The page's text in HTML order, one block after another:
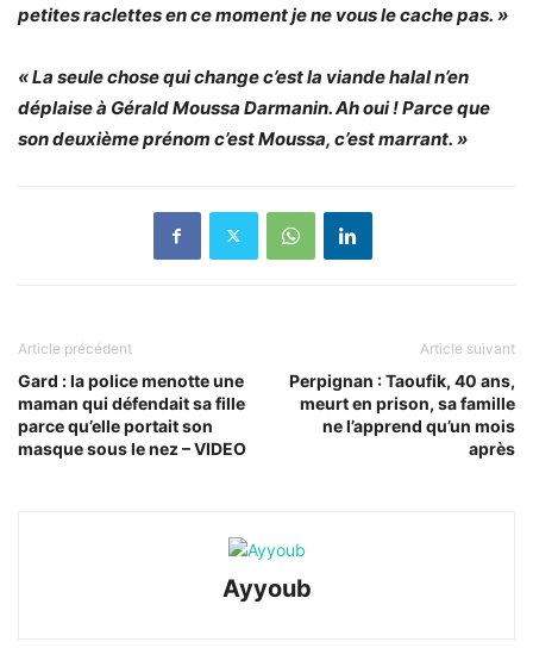
petites raclettes en ce moment je ne vous le cache pas. »
« La seule chose qui change c’est la viande halal n’en
déplaise à Gérald Moussa Darmanin. Ah oui ! Parce que
son deuxième prénom c’est Moussa, c’est marrant. »
Article précédent
Gard : la police menotte une
maman qui défendait sa fille
parce qu’elle portait son
masque sous le nez – VIDEO
Article suivant
Perpignan : Taoufik, 40 ans,
meurt en prison, sa famille
ne l’apprend qu’un mois
après
Ayyoub